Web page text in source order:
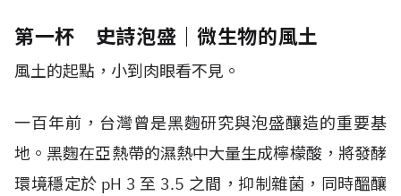
第一杯 史詩泡盛｜微生物的風土
風土的起點，小到肉眼看不見。
一百年前，台灣曾是黑麴研究與泡盛釀造的重要基
地。黑麴在亞熱帶的濕熱中大量生成檸檬酸，將發酵
環境穩定於 pH 3 至 3.5 之間，抑制雜菌，同時醞釀